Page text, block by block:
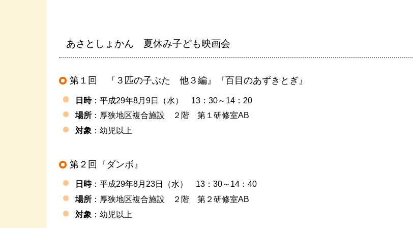
あさとしょかん 夏休み子ども映画会
第１回 『３匹の子ぶた 他３編』『百目のあずきとぎ』
日時：平成29年8月9日（水） 13：30～14：20
場所 ：厚狭地区複合施設 ２階 第１研修室AB
対象 ：幼児以上
第２回『ダンボ』
日時：平成29年8月23日（水） 13：30～14：40
場所 ：厚狭地区複合施設 ２階 第２研修室AB
対象 ：幼児以上